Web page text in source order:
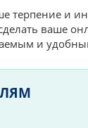
терпение и
ваше
и